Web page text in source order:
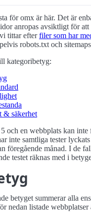
för omx är här. Det är
anropas avsiktligt för att
tittar efterfiler som har
robots.txt och
kategoribetyg:
& säkerhet
och en webbplats kan inte
inte samtliga tester
föregående månad. I de
testet räknas med i
betyget summerar alla
nedan listade webbplatser